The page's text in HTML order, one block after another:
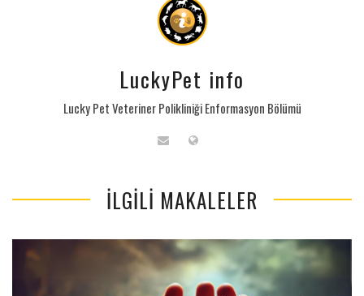
LuckyPet info
Lucky Pet Veteriner Polikliniği Enformasyon Bölümü
İLGILI MAKALELER